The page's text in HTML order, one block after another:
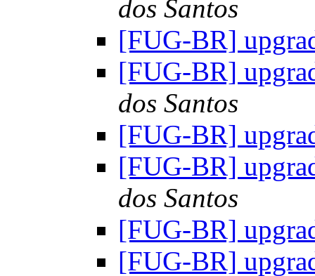
dos Santos
[FUG-BR]
[FUG-BR]
dos Santos
[FUG-BR]
[FUG-BR]
dos Santos
[FUG-BR]
[FUG-BR]